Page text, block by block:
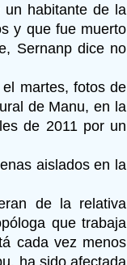
un habitante de la
y que fue muerto
Sernanp dice no
martes, fotos de
de Manu, en la
de 2011 por un
aislados en la
de la relativa
que trabaja
cada vez menos
ha sido afectada